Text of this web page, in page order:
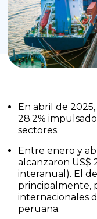
En abril de
28.2%
sectores.
Entre enero y
alcanzaron US$
interanual). El
principalmente,
internacionales
peruana.